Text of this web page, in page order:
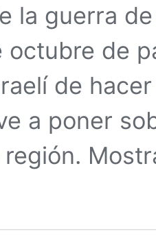
la guerra
octubre de
de
a poner